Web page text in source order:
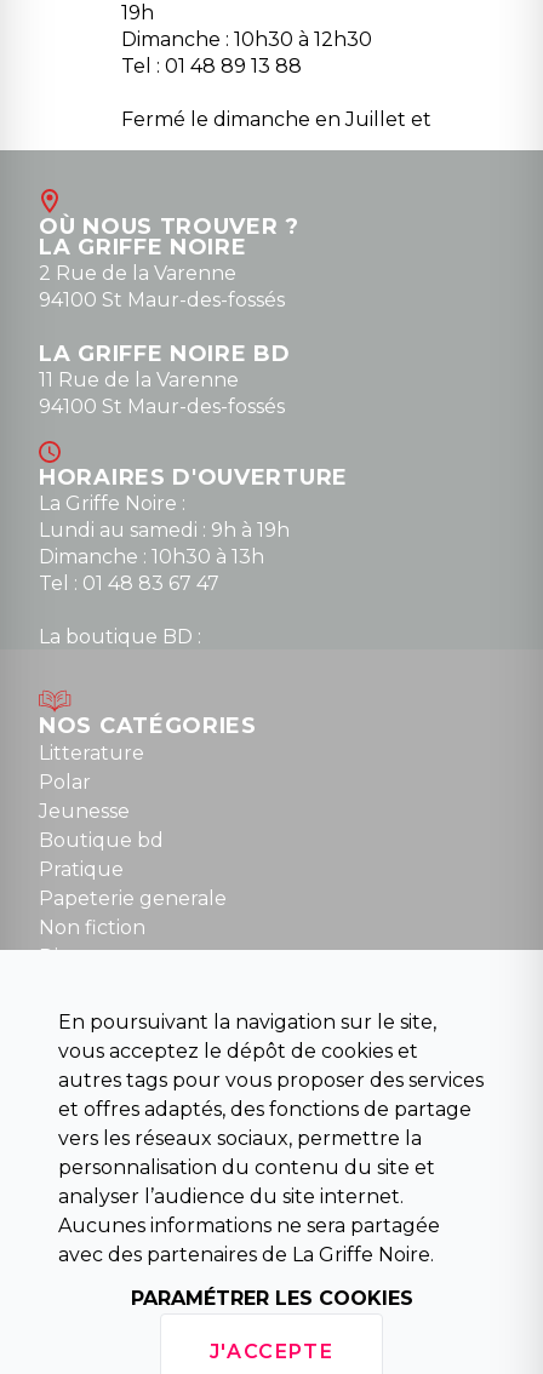
19h
Dimanche : 10h30 à 12h30
Tel : 01 48 89 13 88
Fermé le dimanche en Juillet et
Août
contact@la-griffe-noire.com
0148836747
OÙ NOUS TROUVER ?
LA GRIFFE NOIRE
2 Rue de la Varenne
94100 St Maur-des-fossés
LA GRIFFE NOIRE BD
11 Rue de la Varenne
94100 St Maur-des-fossés
HORAIRES D'OUVERTURE
La Griffe Noire :
Lundi au samedi : 9h à 19h
Dimanche : 10h30 à 13h
Tel : 01 48 83 67 47
La boutique BD :
Mardi au samedi : 10h à 13h / 14h à 19h
Dimanche : 10h30 à 12h30
Tel : 01 48 89 13 88
NOUS CONTACTER
contact@la-griffe-noire.com
NOS CATÉGORIES
Litterature
Polar
Jeunesse
Boutique bd
Pratique
Papeterie generale
Non fiction
Divers
Beaux livres et art
Para scolaire
Histoire
Pochoteque
Pleiade
INFORMATIONS
Droit de rétractation
Conditions générales de vente
Horaires d'ouverture
En poursuivant la navigation sur le site,
vous acceptez le dépôt de cookies et
autres tags pour vous proposer des services
et offres adaptés, des fonctions de partage
vers les réseaux sociaux, permettre la
personnalisation du contenu du site et
analyser l’audience du site internet.
Aucunes informations ne sera partagée
avec des partenaires de La Griffe Noire.
PARAMÉTRER LES COOKIES
J'ACCEPTE